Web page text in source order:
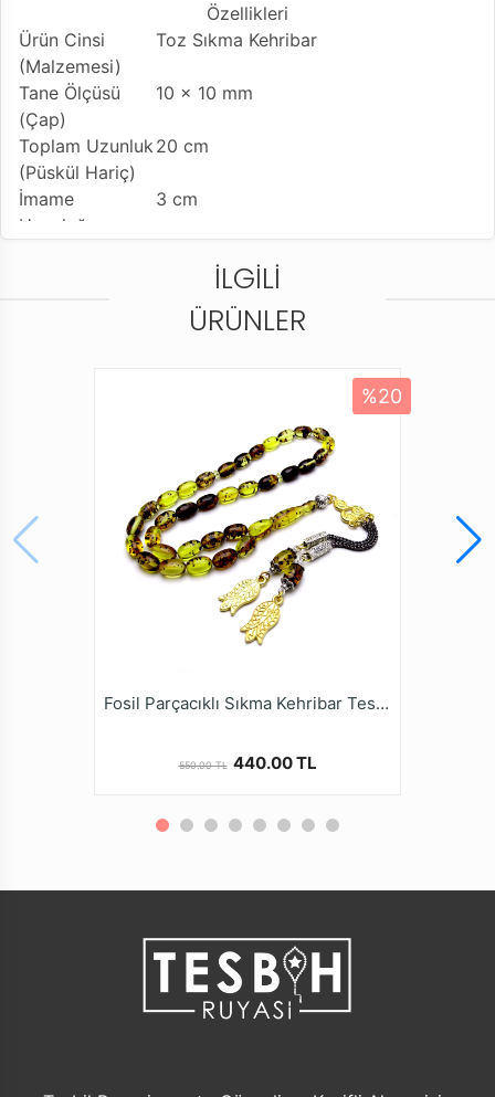
Özellikleri
Ürün Cinsi
(Malzemesi)
Toz Sıkma Kehribar
Tane Ölçüsü
(Çap)
10 x 10 mm
Toplam Uzunluk
(Püskül Hariç)
20 cm
İmame
Uzunluğu
3 cm
Isıya duyarlı reçine kokusu verir
925 Ayar Gümüş Kamçı (Stok
durumuna göre püskül desen ve uc
simgelerde değişiklik olabilir)
Kullanım ÖzelliğiGünlük Kullanıma Uygundur
Tesbihi Çekme
Özelliği
Tekli Çekime Uygun
Standart Tesbih İpi
Standart Tesbih Kutusu
İLGILI
ÜRÜNLER
%20
Fosil Parçacıklı Sıkma Kehribar Tesbih
550.00 TL 440.00 TL